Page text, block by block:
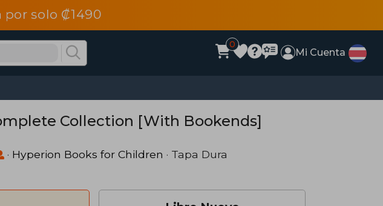
por solo ₡1490
0
Mi Cuenta
Collection [With Bookends]
· Hyperion Books for Children · Tapa Dura